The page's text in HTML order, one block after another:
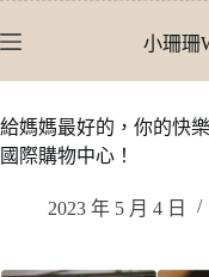
至
內
容
小珊珊
給媽媽最好的，你的快
國際購物中心！
2023 年 5 月 4 日